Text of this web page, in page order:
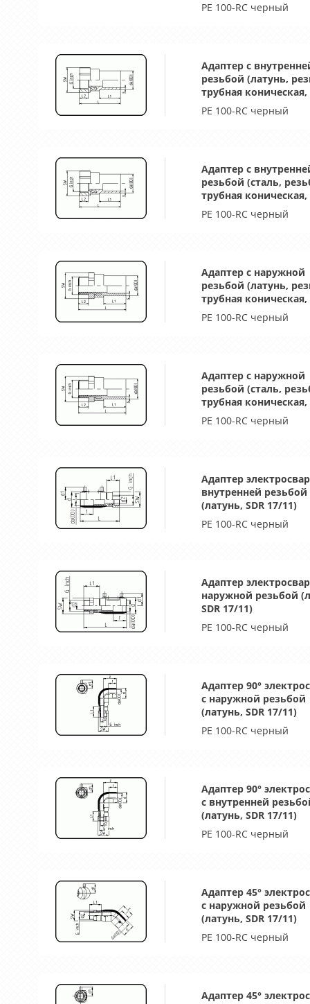
PE 100-RC черный
Адаптер с
резьбой (латунь,
трубная коническая,
PE 100-RC черный
Адаптер с
резьбой (сталь,
трубная коническая,
PE 100-RC черный
Адаптер с наружной
резьбой (латунь,
трубная коническая,
PE 100-RC черный
Адаптер с наружной
резьбой (сталь,
трубная коническая,
PE 100-RC черный
Адаптер
внутренней резьбой
(латунь, SDR 17/11)
PE 100-RC черный
Адаптер
наружной резьбой
SDR 17/11)
PE 100-RC черный
Адаптер 90°
с наружной резьбой
(латунь, SDR 17/11)
PE 100-RC черный
Адаптер 90°
с внутренней
(латунь, SDR 17/11)
PE 100-RC черный
Адаптер 45°
с наружной резьбой
(латунь, SDR 17/11)
PE 100-RC черный
Адаптер 45°